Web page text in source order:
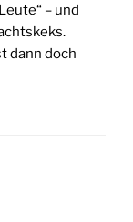
– und
dann doch